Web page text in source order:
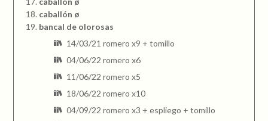
caballón ø
bancal de olorosas
14/03/21 romero x9 + tomillo
04/06/22 romero x6
11/06/22 romero x5
18/06/22 romero x10
04/09/22 romero x3 + espliego + tomillo